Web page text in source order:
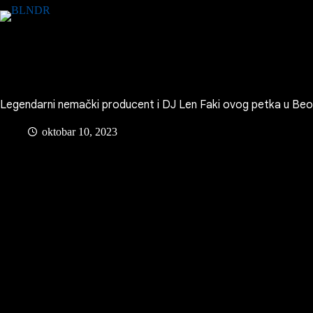
Skip
to
Legendarni nemački producent i DJ Len Faki ovog petka u
oktobar 10, 2023